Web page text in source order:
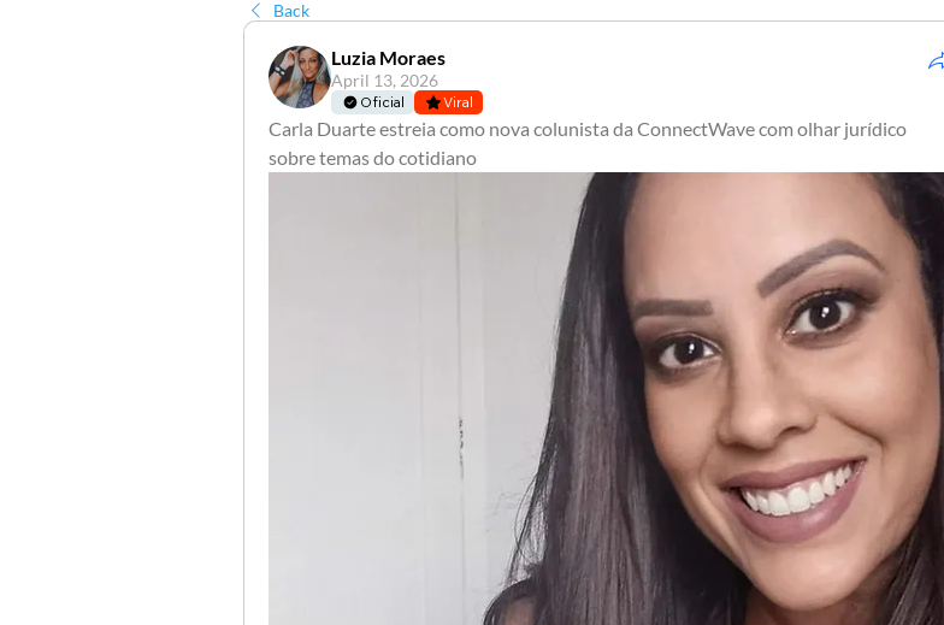
Back
Luzia Moraes
April 13, 2026
Oficial Viral
Carla Duarte estreia como nova colunista da ConnectWave com olhar jurídico
sobre temas do cotidiano